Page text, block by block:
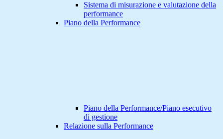
Sistema di misurazione e valutazione della
performance
Piano della Performance
Piano della Performance/Piano esecutivo
di gestione
Relazione sulla Performance